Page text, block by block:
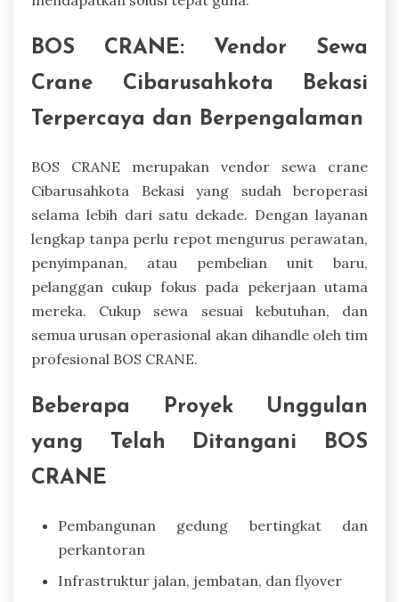
BOS CRANE: Vendor Sewa
Crane Cibarusahkota Bekasi
Terpercaya dan Berpengalaman
BOS CRANE merupakan vendor sewa crane
Cibarusahkota Bekasi yang sudah beroperasi
selama lebih dari satu dekade. Dengan layanan
lengkap tanpa perlu repot mengurus perawatan,
penyimpanan, atau pembelian unit baru,
pelanggan cukup fokus pada pekerjaan utama
mereka. Cukup sewa sesuai kebutuhan, dan
semua urusan operasional akan dihandle oleh tim
profesional BOS CRANE.
Beberapa Proyek Unggulan
yang Telah Ditangani BOS
CRANE
Pembangunan gedung bertingkat dan
perkantoran
Infrastruktur jalan, jembatan, dan flyover